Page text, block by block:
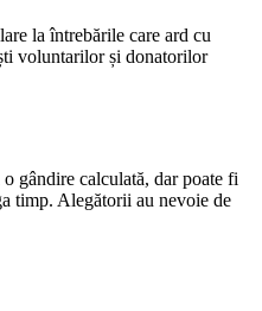
la întrebările care ard cu
voluntarilor și donatorilor
gândire calculată, dar poate fi
timp. Alegătorii au nevoie de